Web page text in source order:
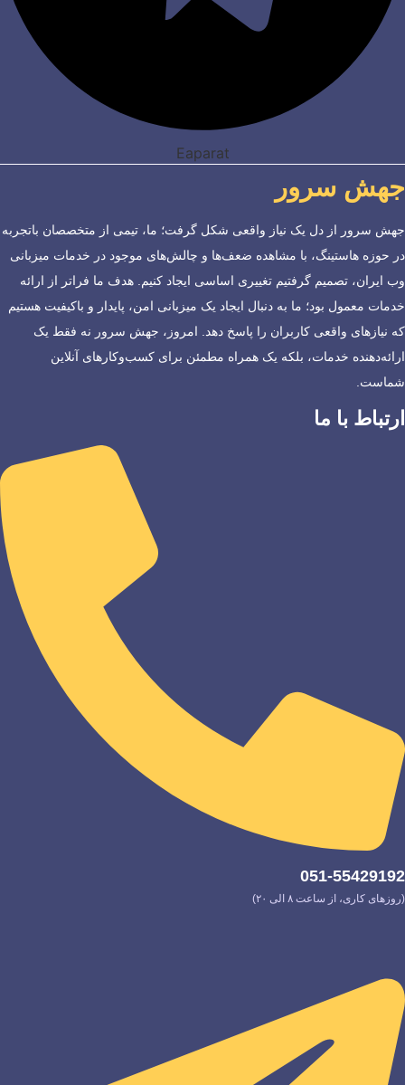
Eaparat
جهش سرور
جهش سرور از دل یک نیاز واقعی شکل گرفت؛ ما، تیمی از متخصصان باتجربه
در حوزه هاستینگ، با مشاهده ضعف‌ها و چالش‌های موجود در خدمات میزبانی
وب ایران، تصمیم گرفتیم تغییری اساسی ایجاد کنیم. هدف ما فراتر از ارائه
خدمات معمول بود؛ ما به دنبال ایجاد یک میزبانی امن، پایدار و باکیفیت هستیم
که نیازهای واقعی کاربران را پاسخ دهد. امروز، جهش سرور نه فقط یک
ارائه‌دهنده خدمات، بلکه یک همراه مطمئن برای کسب‌وکارهای آنلاین
شماست.
ارتباط با ما
051-55429192
(روزهای کاری، از ساعت ۸ الی ۲۰)